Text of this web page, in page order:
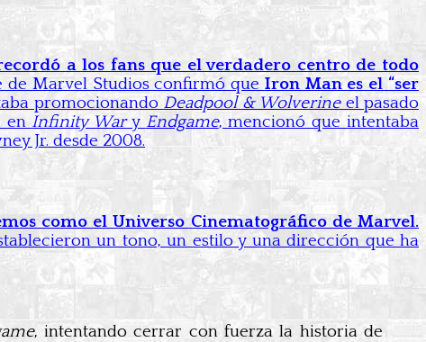
a los fans que el verdadero centro de todo
de Marvel Studios confirmó que Iron Man es el “ser
promocionando Deadpool & Wolverineel pasado
en Infinity Wary Endgame, mencionó que intentaba
Jr. desde 2008.
como el Universo Cinematográfico de Marvel.
un tono, un estilo y una dirección que ha
, intentando cerrar con fuerza la historia de